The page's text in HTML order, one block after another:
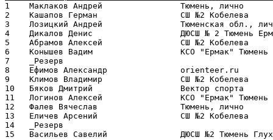
1    Маклаков Андрей                Тюмень, лично
2    Кашапов Герман                 СШ №2
3    Лозицкий Андрей                Тюменская
4    Дикалов Денис                  ДЮСШ № 2 Тюмень
5    Абрамов Алексей                СШ №2
6    Конышев Вадим                  КСО "Ермак"
7    _Резерв
8    Ефимов Александр               orienteer.ru
9    Климов Владимир                СШ №2
10   Бяков Дмитрий                  Вектор
11   Логинов Алексей                КСО "Ермак"
12   Фалев Вячеслав                 Тюмень,
13   Еличев Арсений                 СШ №2
14   _Резерв